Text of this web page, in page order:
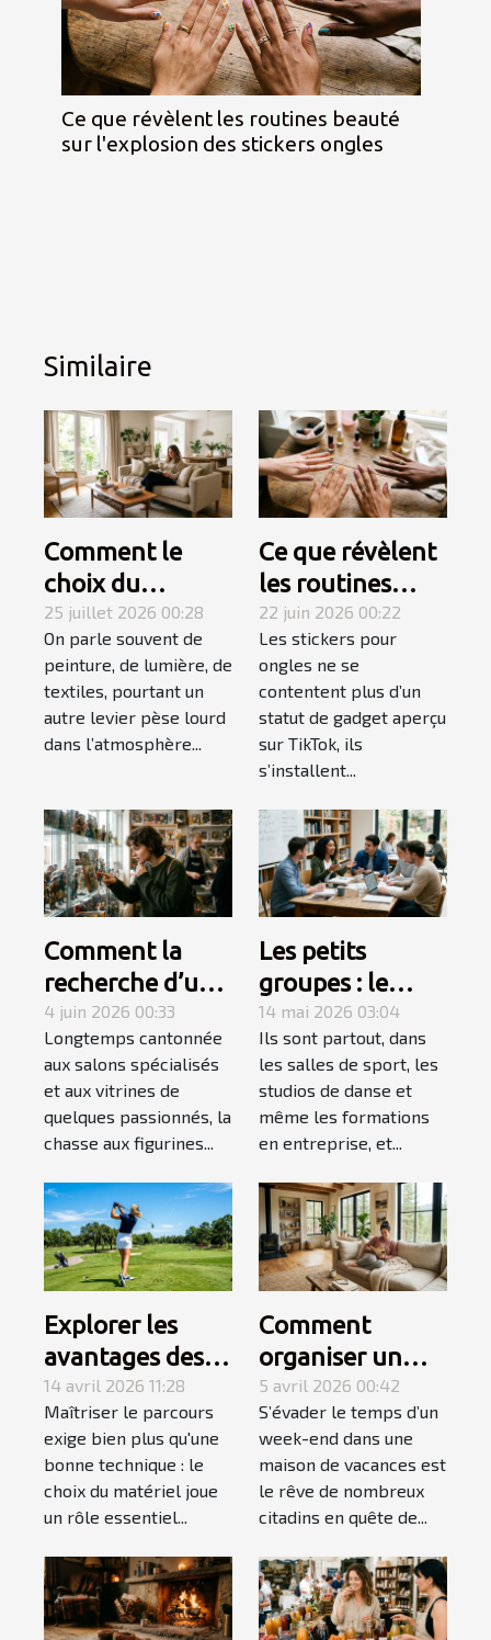
Ce que révèlent les routines beauté
sur l'explosion des stickers ongles
Similaire
Comment le
choix du
mobilier
influence-t-il
l’ambiance
d’une pièce ?
25 juillet 2026 00:28
On parle souvent de
peinture, de lumière, de
textiles, pourtant un
autre levier pèse lourd
dans l’atmosphère...
Ce que révèlent
les routines
beauté sur
l'explosion des
stickers ongles
22 juin 2026 00:22
Les stickers pour
ongles ne se
contentent plus d’un
statut de gadget aperçu
sur TikTok, ils
s’installent...
Comment la
recherche d’une
figurine rare
devient une
quête
personnelle
4 juin 2026 00:33
Longtemps cantonnée
aux salons spécialisés
et aux vitrines de
quelques passionnés, la
chasse aux figurines...
Les petits
groupes : le
secret d’un
apprentissage
accéléré
14 mai 2026 03:04
Ils sont partout, dans
les salles de sport, les
studios de danse et
même les formations
en entreprise, et...
Explorer les
avantages des
équipements de
golf spécialisés
pour gauchers
14 avril 2026 11:28
Maîtriser le parcours
exige bien plus qu'une
bonne technique : le
choix du matériel joue
un rôle essentiel...
Comment
organiser un
week-end
détente réussi
en maison de
vacances ?
5 avril 2026 00:42
S’évader le temps d’un
week-end dans une
maison de vacances est
le rêve de nombreux
citadins en quête de...